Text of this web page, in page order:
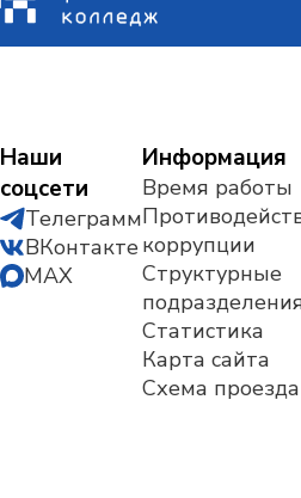
Наши
соцсети
Телеграмм
ВКонтакте
MAX
Информация
Время работы
коррупции
Структурные
Статистика
Карта сайта
Схема проезда